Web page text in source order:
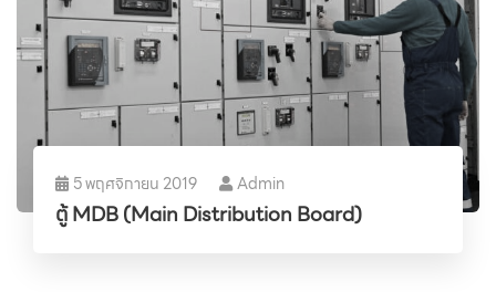
5 พฤศจิกายน 2019 Admin
ตู้ MDB (Main Distribution Board)